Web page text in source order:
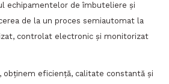
echipamentelor de îmbuteliere și
de la un proces semiautomat la
controlat electronic și monitorizat
obținem eficiență, calitate constantă și